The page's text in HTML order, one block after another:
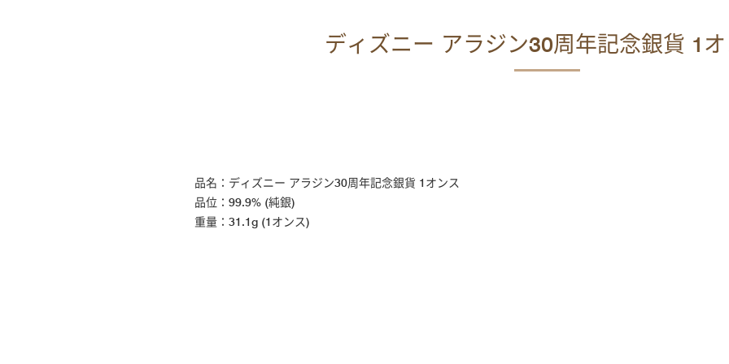
ディズニー アラジン30周年記念銀貨 1
品名：ディズニー アラジン30周年記念銀貨 1オンス
品位：99.9% (純銀)
重量：31.1g (1オンス)